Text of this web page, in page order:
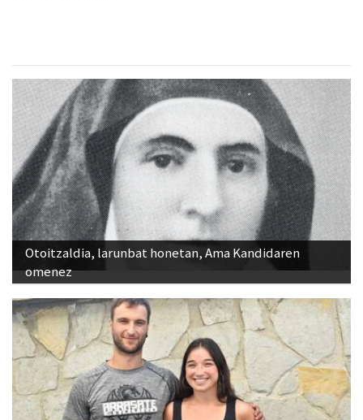
Otoitzaldia, larunbat honetan, Ama Kandidaren
omenez